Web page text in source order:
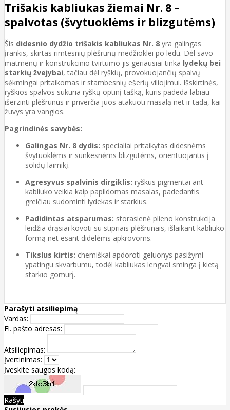
Trišakis kabliukas žiemai Nr. 8 –
spalvotas (švytuoklėms ir blizgutėms)
Šis didesnio dydžio trišakis kabliukas Nr. 8 yra galingas
įrankis, skirtas rimtesnių plėšrūnų medžioklei po ledu. Dėl savo
matmenų ir konstrukcinio tvirtumo jis geriausiai tinka lydekų bei
starkių žvejybai, tačiau dėl ryškių, provokuojančių spalvų
sėkmingai pritaikomas ir stambesnių ešerių viliojimui. Išskirtinės,
ryškios spalvos sukuria ryškų optinį tašką, kuris padeda labiau
išerzinti plėšrūnus ir priverčia juos atakuoti masalą net ir tada, kai
žuvys yra vangios.
Pagrindinės savybės:
Galingas Nr. 8 dydis: specialiai pritaikytas didesnėms
švytuoklėms ir sunkesnėms blizgutėms, orientuojantis į
solidų laimikį.
Agresyvus spalvinis dirgiklis: ryškūs pigmentai ant
kabliuko veikia kaip papildomas masalas, padedantis
greičiau sudominti lydekas ir starkius.
Padidintas atsparumas: storasienė plieno konstrukcija
leidžia drąsiai kovoti su stipriais plėšrūnais, išlaikant kabliuko
formą net esant didelėms apkrovoms.
Tikslus kirtis: chemiškai apdoroti geluonys pasižymi
ypatingu skvarbumu, todėl kabliukas lengvai sminga į kietą
starkio gomurį.
Parašyti atsiliepimą
Vardas:
El. pašto adresas:
Atsiliepimas:
Įvertinimas:
Įveskite saugos kodą:
Rašyti